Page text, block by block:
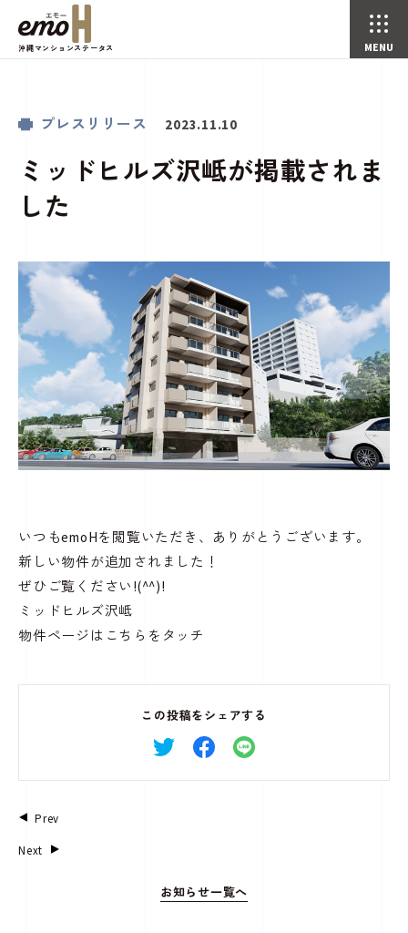
沖縄マンションステータス
トップページ
プレスリリース
ミッドヒルズ沢岻が掲載されました
プレスリリース 2023.11.10
ミッドヒルズ沢岻が掲載されま
した
いつもemoHを閲覧いただき、ありがとうございます。
新しい物件が追加されました！
ぜひご覧ください!(^^)!
ミッドヒルズ沢岻
物件ページは こちらをタッチ
この投稿をシェアする
Prev
Next
お知らせ一覧へ